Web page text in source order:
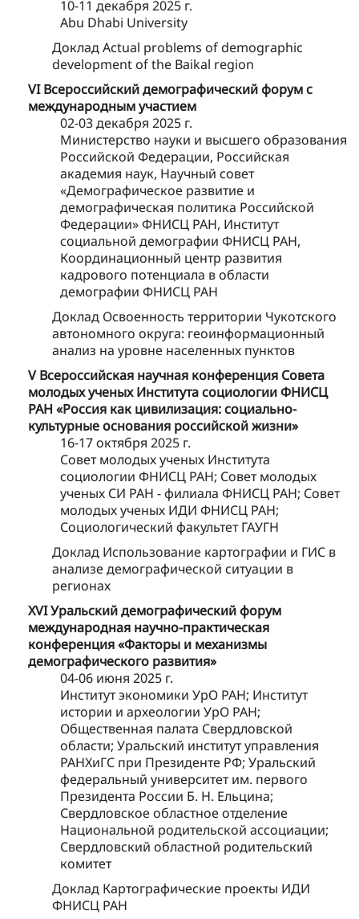
10-11 декабря 2025 г.
Abu Dhabi University
Доклад Actual problems of demographic
development of the Baikal region
VI Всероссийский демографический форум с
международным участием
02-03 декабря 2025 г.
Министерство науки и высшего образования
Российской Федерации, Российская
академия наук, Научный совет
«Демографическое развитие и
демографическая политика Российской
Федерации» ФНИСЦ РАН, Институт
социальной демографии ФНИСЦ РАН,
Координационный центр развития
кадрового потенциала в области
демографии ФНИСЦ РАН
Доклад Освоенность территории Чукотского
автономного округа: геоинформационный
анализ на уровне населенных пунктов
V Всероссийская научная конференция Совета
молодых ученых Института социологии ФНИСЦ
РАН «Россия как цивилизация: социально-
культурные основания российской жизни»
16-17 октября 2025 г.
Совет молодых ученых Института
социологии ФНИСЦ РАН; Совет молодых
ученых СИ РАН - филиала ФНИСЦ РАН; Совет
молодых ученых ИДИ ФНИСЦ РАН;
Социологический факультет ГАУГН
Доклад Использование картографии и ГИС в
анализе демографической ситуации в
регионах
XVI Уральский демографический форум
международная научно-практическая
конференция «Факторы и механизмы
демографического развития»
04-06 июня 2025 г.
Институт экономики УрО РАН; Институт
истории и археологии УрО РАН;
Общественная палата Свердловской
области; Уральский институт управления
РАНХиГС при Президенте РФ; Уральский
федеральный университет им. первого
Президента России Б. Н. Ельцина;
Свердловское областное отделение
Национальной родительской ассоциации;
Свердловский областной родительский
комитет
Доклад Картографические проекты ИДИ
ФНИСЦ РАН